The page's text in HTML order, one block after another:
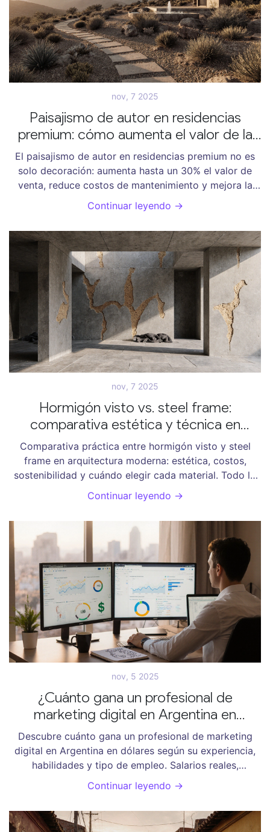
nov, 7 2025
Paisajismo de autor en residencias
premium: cómo aumenta el valor de la
propiedad
El paisajismo de autor en residencias premium no es
solo decoración: aumenta hasta un 30% el valor de
venta, reduce costos de mantenimiento y mejora la
calidad de vida. Descubre por qué los compradores de
lujo lo valoran más que una piscina o una cocina de
diseño.
Continuar leyendo →
nov, 7 2025
Hormigón visto vs. steel frame:
comparativa estética y técnica en
arquitectura moderna
Comparativa práctica entre hormigón visto y steel
frame en arquitectura moderna: estética, costos,
sostenibilidad y cuándo elegir cada material. Todo lo
que necesitas saber antes de decidir.
Continuar leyendo →
nov, 5 2025
¿Cuánto gana un profesional de
marketing digital en Argentina en
dólares?
Descubre cuánto gana un profesional de marketing
digital en Argentina en dólares según su experiencia,
habilidades y tipo de empleo. Salarios reales,
tendencias 2025 y cómo maximizar tus ingresos.
Continuar leyendo →